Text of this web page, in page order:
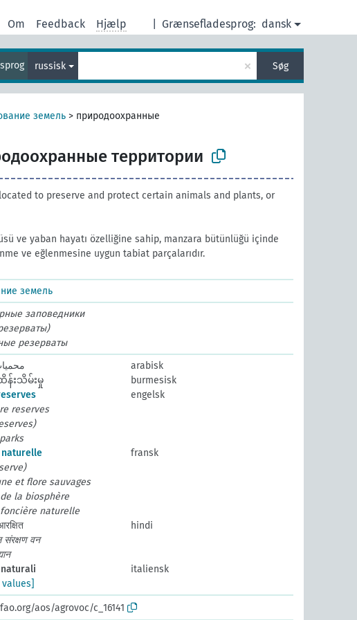
Grænsefladesprog: dansk
Om Feedback Hjælp
russisk × Søg
земель > природоохранные
территории
to preserve and protect certain animals and plants, or
ve yaban hayatı özelliğine sahip, manzara bütünlüğü içinde
ve eğlenmesine uygun tabiat parçalarıdır.
земель
заповедники
резерваты
arabisk
းသိမ်းမှု
burmesisk
engelsk
reserves
fransk
et flore sauvages
la biosphère
naturelle
hindi
संरक्षण वन
italiensk
aos/agrovoc/c_16141